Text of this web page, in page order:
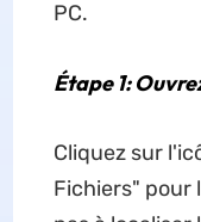
PC.
Étape 1:
Cliquez sur
Fichiers" pour